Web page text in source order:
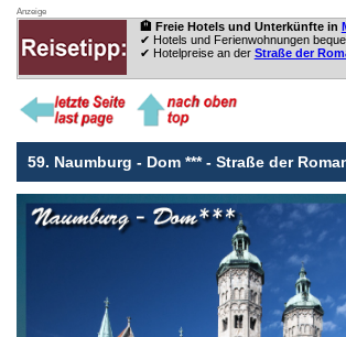
Anzeige
🏨 Freie Hotels und Unterkünfte in
✔ Hotels und Ferienwohnungen
✔ Hotelpreise an der Straße der
59. Naumburg - Dom ***- Straße der